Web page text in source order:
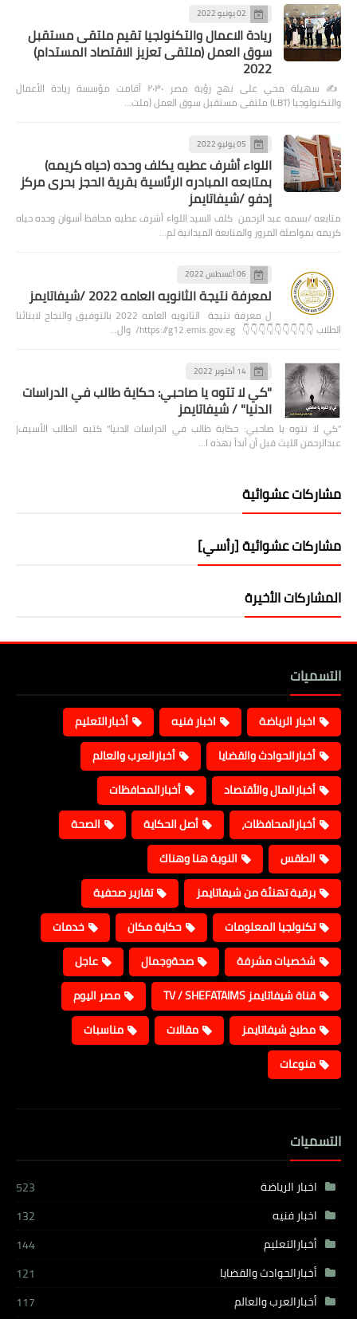
02 يونيو 2022
ريادة الاعمال والتكنولجيا تقيم ملتقى مستقبل
سوق العمل (ملتقى تعزيز الاقتصاد المستدام)
2022
✍️ سهيلة محي على نهج رؤية مصر ٢٠٣٠ أقامت مؤسسة ريادة الأعمال
والتكنولوجيا (LBT) ملتقى مستقبل سوق العمل (ملت…
05 يوليو 2022
اللواء أشرف عطيه يكلف وحده (حياه كريمه)
بمتابعه المبادره الرئاسية بقرية الحجز بحرى مركز
إدفو /شيفاتايمز
متابعه /بسمه عبد الرحمن كلف السيد اللواء أشرف عطيه محافظ أسوان وحده حياه
كريمه بمواصلة المرور والمتابعة الميدانية لم…
06 أغسطس 2022
لمعرفة نتيجة الثانويه العامه 2022 /شيفاتايمز
ل معرفة نتيجة الثانويه العامه 2022 بالتوفيق والنجاح لابنائنا
الطلاب 👇👇👇👇👇👇👇👇👇 https://g12.emis.gov.eg/ وال…
14 أكتوبر 2022
"كي لا تتوه يا صاحبي: حكاية طالب في الدراسات
الدنيا" / شيفاتايمز
"كي لا تتوه يا صاحبي: حكاية طالب في الدراسات الدنيا" كتبه الطالب الأسيف|
عبدالرحمن الليث قبل أن أبدأ بهذه ا…
مشاركات عشوائية
مشاركات عشوائية [رأسي]
المشاركات الأخيرة
التسميات
اخبار الرياضة اخبار فنيه
أخبارالتعليم
أخبارالحوادث والقضايا
أخبارالعرب والعالم
أخبارالمال والأقتصاد
أخبارالمحافظات
أخبارالمحافظات،
أصل الحكاية
الصحة
الطقس
النوبة هنا وهناك
برقية تهنئة من شيفاتايمز
تقارير صحفية
تكنولجيا المعلومات
حكاية مكان
خدمات
شخصيات مشرفة
صحةوجمال
عاجل
قناة شيفاتايمز TV / SHEFATAIMS
مصر اليوم
مطبخ شيفاتايمز
مقالات
مناسبات
منوعات
التسميات
اخبار الرياضة
523
اخبار فنيه
132
أخبارالتعليم
144
أخبارالحوادث والقضايا
121
أخبارالعرب والعالم
117